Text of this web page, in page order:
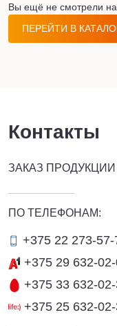
Вы ещё не смотрели
ПЕРЕЙТИ В
Контакты
ЗАКАЗ
ПО ТЕЛЕФОНАМ:
+375 22 273-57-
+375 29 632-
+375 33 632-
+375 25 632-